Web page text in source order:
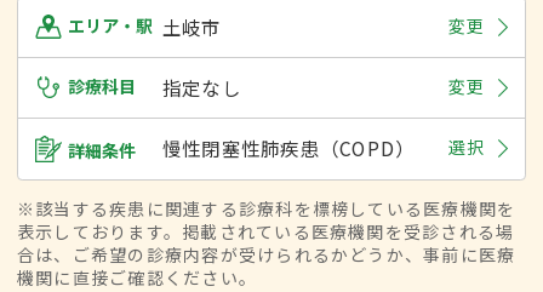
エリア・駅 土岐市 変更
診療科目 指定なし 変更
詳細条件 慢性閉塞性肺疾患（COPD） 選択
※該当する疾患に関連する診療科を標榜している医療機関を
表示しております。掲載されている医療機関を受診される場
合は、ご希望の診療内容が受けられるかどうか、事前に医療
機関に直接ご確認ください。